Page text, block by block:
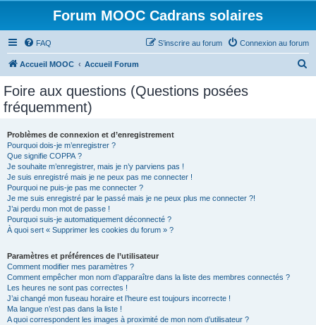
Forum MOOC Cadrans solaires
FAQ Connexion au forum
S’inscrire au forum
Accueil MOOC Accueil Forum
Foire aux questions (Questions posées
fréquemment)
Problèmes de connexion et d’enregistrement
Pourquoi dois-je m’enregistrer ?
Que signifie COPPA ?
Je souhaite m’enregistrer, mais je n’y parviens pas !
Je suis enregistré mais je ne peux pas me connecter !
Pourquoi ne puis-je pas me connecter ?
Je me suis enregistré par le passé mais je ne peux plus me connecter ?!
J’ai perdu mon mot de passe !
Pourquoi suis-je automatiquement déconnecté ?
À quoi sert « Supprimer les cookies du forum » ?
Paramètres et préférences de l’utilisateur
Comment modifier mes paramètres ?
Comment empêcher mon nom d’apparaître dans la liste des membres connectés ?
Les heures ne sont pas correctes !
J’ai changé mon fuseau horaire et l’heure est toujours incorrecte !
Ma langue n’est pas dans la liste !
A quoi correspondent les images à proximité de mon nom d’utilisateur ?